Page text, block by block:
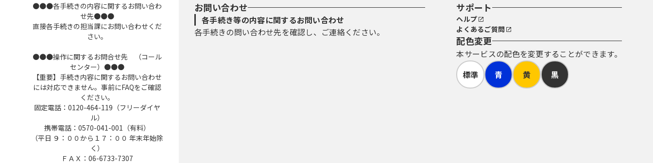
●●●各手続きの内容に関するお問い合わ
せ先●●●
直接各手続きの担当課にお問い合わせくだ
さい。
●●●操作に関するお問合せ先 （コール
センター）●●●
【重要】手続き内容に関するお問い合わせ
には対応できません。事前にFAQをご確認
ください。
固定電話：0120-464-119（フリーダイヤ
ル）
携帯電話：0570-041-001（有料）
（平日 ９：００から１７：００ 年末年始除
く）
ＦＡＸ：06-6733-7307
お問い合わせ
各手続き等の内容に関するお問い合わせ
各手続きの問い合わせ先を確認し、ご連絡ください。
サポート
ヘルプ
よくあるご質問
配色変更
本サービスの配色を変更することができます。
標準
青 黄 黒